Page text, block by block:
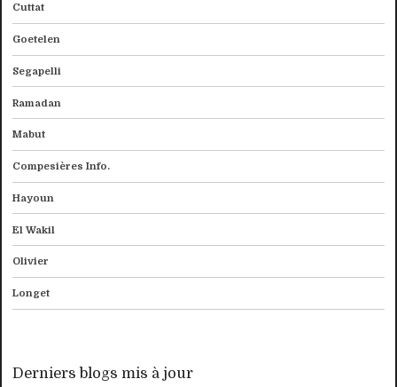
Cuttat
Goetelen
Segapelli
Ramadan
Mabut
Compesières Info.
Hayoun
El Wakil
Olivier
Longet
Derniers blogs mis à jour